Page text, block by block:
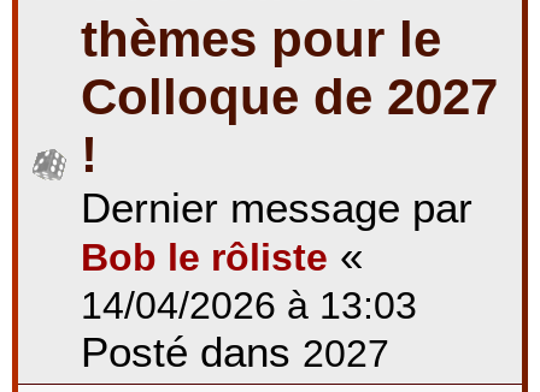
thèmes pour le
Colloque de 2027
!
Dernier message par
Bob le rôliste «
14/04/2026 à 13:03
Posté dans 2027